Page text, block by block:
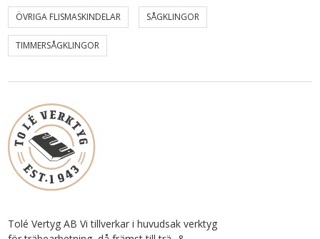
ÖVRIGA FLISMASKINDELAR SÅGKLINGOR
TIMMERSÅGKLINGOR
Tolé Vertyg AB Vi tillverkar i huvudsak verktyg